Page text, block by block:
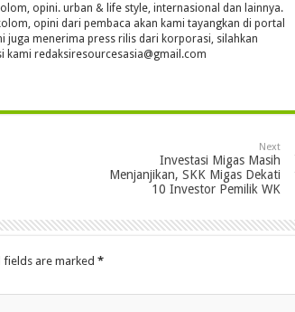
opini. urban & life style, internasional dan lainnya.
opini dari pembaca akan kami tayangkan di portal
juga menerima press rilis dari korporasi, silahkan
kami redaksiresourcesasia@gmail.com
Next
Investasi Migas Masih
Menjanjikan, SKK Migas Dekati
10 Investor Pemilik WK
fields are marked *